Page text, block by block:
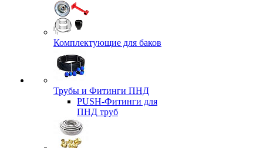
Комплектующие для баков
Трубы и Фитинги ПНД
PUSH-Фитинги для
ПНД труб